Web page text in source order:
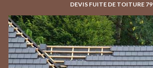
DEVIS FUITE DE TOITURE 79